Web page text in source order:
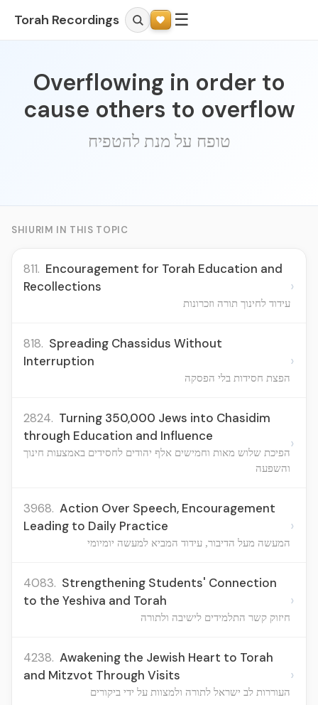
Torah Recordings ☰
Overflowing in order to
cause others to overflow
טופח על מנת להטפיח
SHIURIM IN THIS TOPIC
811. Encouragement for Torah Education and
Recollections
עידוד לחינוך תורה וזכרונות
›
818. Spreading Chassidus Without
Interruption
הפצת חסידות בלי הפסקה
›
2824. Turning 350,000 Jews into Chasidim
through Education and Influence
הפיכת שלוש מאות וחמישים אלף יהודים לחסידים באמצעות חינוך
והשפעה
›
3968. Action Over Speech, Encouragement
Leading to Daily Practice
המעשה מעל הדיבור, עידוד המביא למעשה יומיומי
›
4083. Strengthening Students' Connection
to the Yeshiva and Torah
חיזוק קשר התלמידים לישיבה ולתורה
›
4238. Awakening the Jewish Heart to Torah
and Mitzvot Through Visits
העוררות לב ישראל לתורה ולמצוות על ידי ביקורים
›